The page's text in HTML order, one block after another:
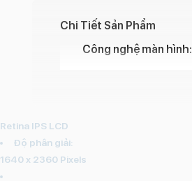
Chi Tiết Sản Phẩm
Công nghệ màn hình:
Retina IPS LCD
Độ phân giải:
1640 x 2360 Pixels